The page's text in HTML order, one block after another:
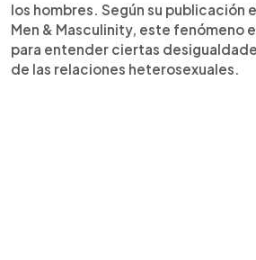
los hombres. Según su publicación
Men & Masculinity, este fenómeno
para entender ciertas
de las relaciones heterosexuales.